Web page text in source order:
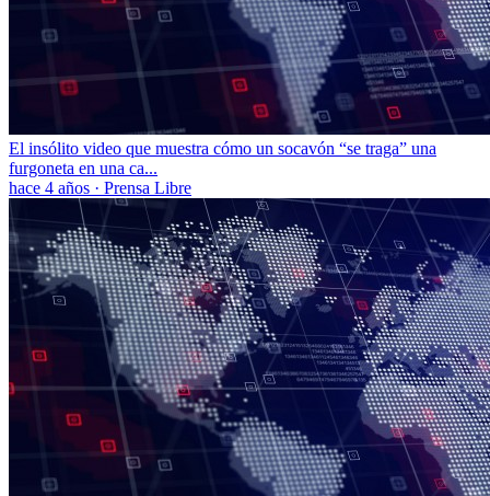
El insólito video que muestra cómo un socavón “se traga” una
furgoneta en una ca...
hace 4 años · Prensa Libre